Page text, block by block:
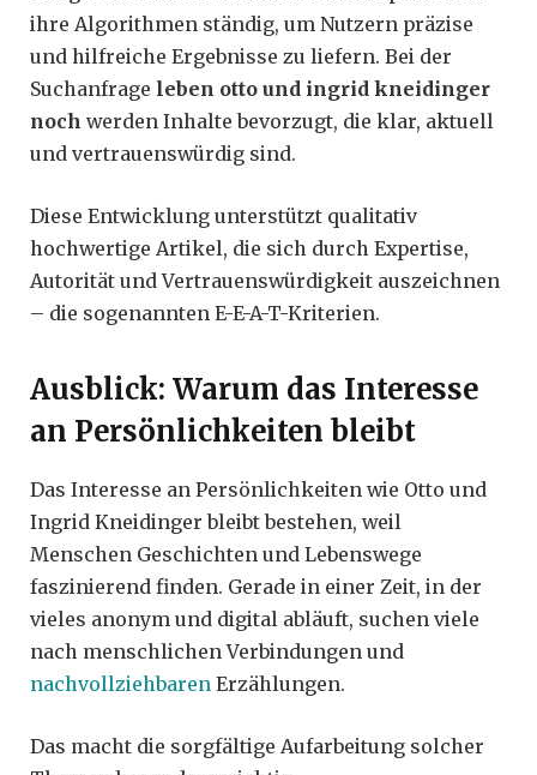
ihre Algorithmen ständig, um Nutzern präzise
und hilfreiche Ergebnisse zu liefern. Bei der
Suchanfrage leben otto und ingrid kneidinger
noch werden Inhalte bevorzugt, die klar, aktuell
und vertrauenswürdig sind.
Diese Entwicklung unterstützt qualitativ
hochwertige Artikel, die sich durch Expertise,
Autorität und Vertrauenswürdigkeit auszeichnen
– die sogenannten E-E-A-T-Kriterien.
Ausblick: Warum das Interesse
an Persönlichkeiten bleibt
Das Interesse an Persönlichkeiten wie Otto und
Ingrid Kneidinger bleibt bestehen, weil
Menschen Geschichten und Lebenswege
faszinierend finden. Gerade in einer Zeit, in der
vieles anonym und digital abläuft, suchen viele
nach menschlichen Verbindungen und
nachvollziehbaren Erzählungen.
Das macht die sorgfältige Aufarbeitung solcher